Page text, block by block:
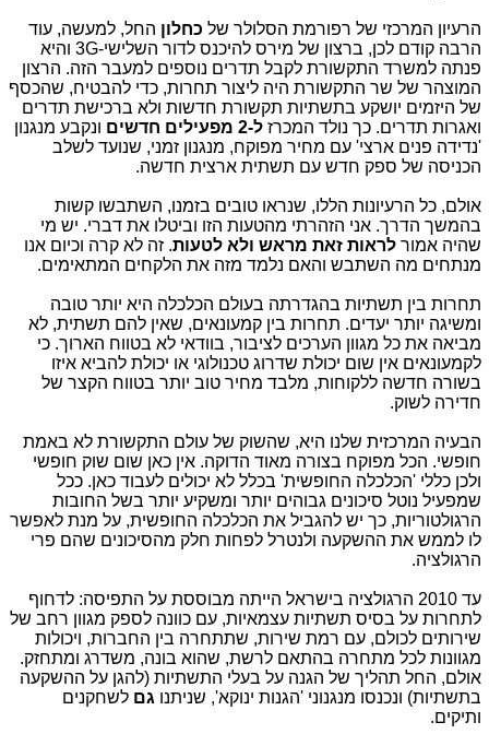
הרעיון המרכזי של רפורמת הסלולר של כחלון החל, למעשה, עוד
הרבה קודם לכן, ברצון של מירס להיכנס לדור השלישי-3G והיא
פנתה למשרד התקשורת לקבל תדרים נוספים למעבר הזה. הרצון
המוצהר של שר התקשורת היה ליצור תחרות, כדי להבטיח, שהכסף
של היזמים יושקע בתשתיות תקשורת חדשות ולא ברכישת תדרים
ואגרות תדרים. כך נולד המכרז ל-2 מפעילים חדשים
ונקבע מנגנון
'נדידה פנים ארצי' עם מחיר מפוקח, מנגנון זמני, שנועד לשלב
הכניסה של ספק חדש עם תשתית ארצית חדשה.
אולם, כל הרעיונות הללו, שנראו טובים בזמנו, השתבשו קשות
בהמשך הדרך. אני הזהרתי מהטעות הזו וביטלו את דברי. יש מי
שהיה אמור לראות זאת מראש ולא לטעות. זה לא קרה וכיום אנו
מנתחים מה השתבש והאם נלמד מזה את הלקחים המתאימים.
תחרות בין תשתיות בהגדרתה בעולם הכלכלה היא יותר טובה
ומשיגה יותר יעדים. תחרות בין קמעונאים, שאין להם תשתית, לא
מביאה את כל מגוון הערכים לציבור, בוודאי לא בטווח הארוך. כי
לקמעונאים אין שום יכולת שדרוג טכנולוגי או יכולת להביא איזו
בשורה חדשה ללקוחות, מלבד מחיר טוב יותר בטווח הקצר של
חדירה לשוק.
הבעיה המרכזית שלנו היא, שהשוק של עולם התקשורת לא באמת
חופשי. הכל מפוקח בצורה מאוד הדוקה. אין כאן שום שוק חופשי
ולכן כללי 'הכלכלה החופשית' בכלל לא יכולים לעבוד כאן. ככל
שמפעיל נוטל סיכונים גבוהים יותר ומשקיע יותר בשל החובות
הרגולטוריות, כך יש להגביל את הכלכלה החופשית, על מנת לאפשר
לו לממש את ההשקעה ולנטרל לפחות חלק מהסיכונים שהם פרי
הרגולציה.
עד 2010 הרגולציה בישראל הייתה מבוססת על התפיסה: לדחוף
לתחרות על בסיס תשתיות עצמאיות, עם כוונה לספק מגוון רחב של
שירותים לכולם, עם רמת שירות, שתתחרה בין החברות, ויכולות
מגוונות לכל מתחרה בהתאם לרשת, שהוא בונה, משדרג ומתחזק.
אולם, החל תהליך של הגנה על בעלי התשתיות (להגן על ההשקעה
בתשתיות) ונכנסו מנגנוני 'הגנות ינוקא', שניתנו גם לשחקנים
ותיקים.